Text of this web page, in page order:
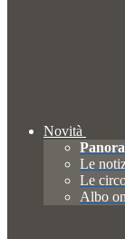
Novità
Le
Le
Albo